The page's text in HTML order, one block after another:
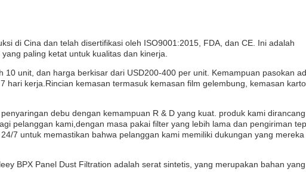
di Cina dan telah disertifikasi oleh ISO9001:2015, FDA, dan CE. Ini adalah
paling ketat untuk kualitas dan kinerja.
unit, dan harga berkisar dari USD200-400 per unit. Kemampuan pasokan
hari kerja.Rincian kemasan termasuk kemasan film gelembung, kemasan
debu dengan kemampuan R & D yang kuat. produk kami dirancang
pelanggan kami,dengan masa pakai filter yang lebih lama dan pengiriman
7 untuk memastikan bahwa pelanggan kami memiliki dukungan yang mereka
BPX Panel Dust Filtration adalah serat sintetis, yang merupakan bahan yang